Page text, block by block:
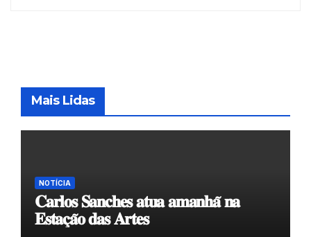
Mais Lidas
NOTÍCIA
𝐂𝐚𝐫𝐥𝐨𝐬 𝐒𝐚𝐧𝐜𝐡𝐞𝐬 𝐚𝐭𝐮𝐚 𝐚𝐦𝐚𝐧𝐡𝐚̃ 𝐧𝐚
𝐄𝐬𝐭𝐚𝐜̧𝐚̃𝐨 𝐝𝐚𝐬 𝐀𝐫𝐭𝐞𝐬